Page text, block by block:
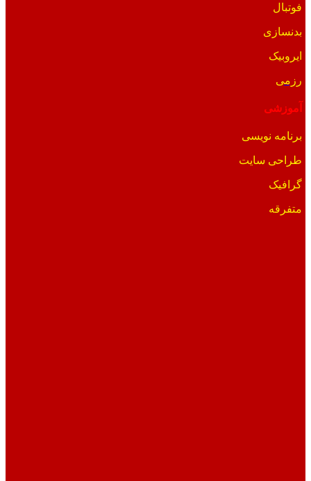
فوتبال
بدنسازی
ایروبیک
رزمی
آموزشی
برنامه نویسی
طراحی سایت
گرافیک
متفرقه